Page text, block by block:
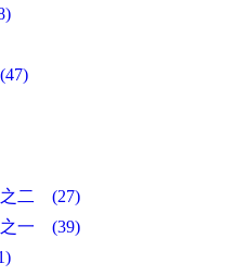
(47)
之二 (27)
之一 (39)